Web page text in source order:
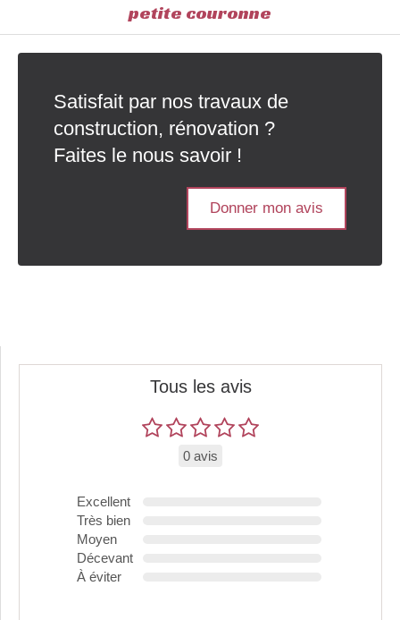
petite couronne
Satisfait par nos travaux de
construction, rénovation ?
Faites le nous savoir !
Donner mon avis
Tous les avis
0 avis
Excellent
Très bien
Moyen
Décevant
À éviter